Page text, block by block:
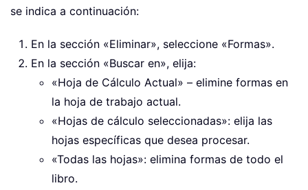
se indica a continuación:
En la sección «Eliminar», seleccione «Formas».
En la sección «Buscar en», elija:
«Hoja de Cálculo Actual» – elimine formas en
la hoja de trabajo actual.
«Hojas de cálculo seleccionadas»: elija las
hojas específicas que desea procesar.
«Todas las hojas»: elimina formas de todo el
libro.